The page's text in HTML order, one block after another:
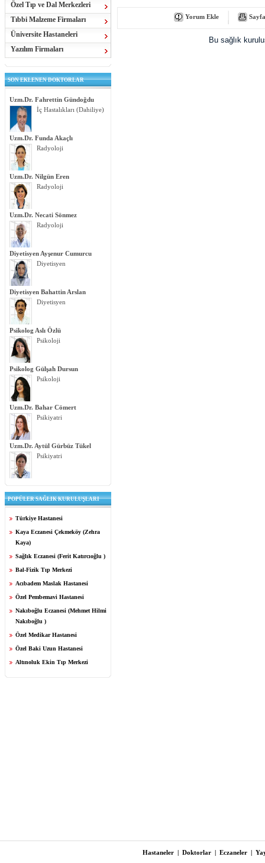
Özel Tıp ve Dal Merkezleri
Tıbbi Malzeme Firmaları
Üniversite Hastaneleri
Yazılım Firmaları
SON EKLENEN DOKTORLAR
Uzm.Dr. Fahrettin Gündoğdu
İç Hastalıkları (Dahiliye)
Uzm.Dr. Funda Akaçlı
Radyoloji
Uzm.Dr. Nilgün Eren
Radyoloji
Uzm.Dr. Necati Sönmez
Radyoloji
Diyetisyen Ayşenur Cumurcu
Diyetisyen
Diyetisyen Bahattin Arslan
Diyetisyen
Psikolog Aslı Özlü
Psikoloji
Psikolog Gülşah Dursun
Psikoloji
Uzm.Dr. Bahar Cömert
Psikiyatri
Uzm.Dr. Aytül Gürbüz Tükel
Psikiyatri
POPÜLER SAĞLIK KURULUŞLARI
Türkiye Hastanesi
Kaya Eczanesi Çekmeköy (Zehra
Kaya)
Sağlık Eczanesi (Ferit Katırcıoğlu )
Bal-Fizik Tıp Merkezi
Acıbadem Maslak Hastanesi
Özel Pembemavi Hastanesi
Nakıboğlu Eczanesi (Mehmet Hilmi
Nakıboğlu )
Özel Medikar Hastanesi
Özel Baki Uzun Hastanesi
Altınoluk Ekin Tıp Merkezi
Yorum Ekle
Bu sağlık
Hastaneler | Doktorlar | Eczaneler |